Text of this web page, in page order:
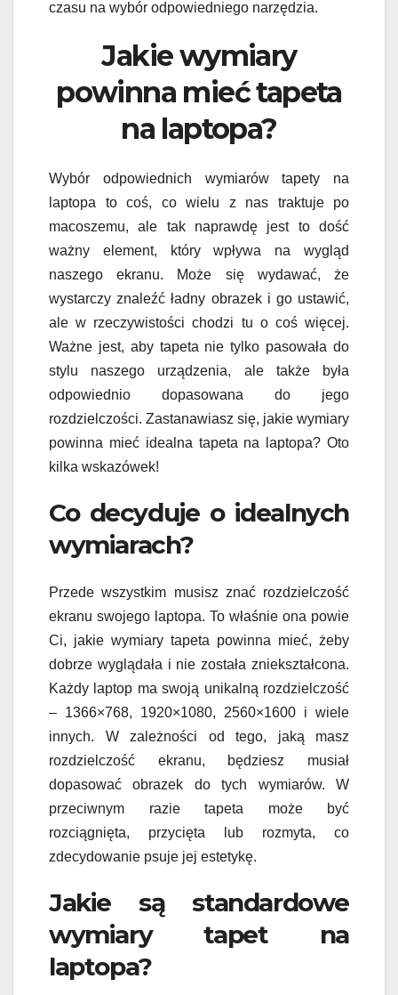
czasu na wybór odpowiedniego narzędzia.
Jakie wymiary
powinna mieć tapeta
na laptopa?
Wybór odpowiednich wymiarów tapety na
laptopa to coś, co wielu z nas traktuje po
macoszemu, ale tak naprawdę jest to dość
ważny element, który wpływa na wygląd
naszego ekranu. Może się wydawać, że
wystarczy znaleźć ładny obrazek i go ustawić,
ale w rzeczywistości chodzi tu o coś więcej.
Ważne jest, aby tapeta nie tylko pasowała do
stylu naszego urządzenia, ale także była
odpowiednio dopasowana do jego
rozdzielczości. Zastanawiasz się, jakie wymiary
powinna mieć idealna tapeta na laptopa? Oto
kilka wskazówek!
Co decyduje o idealnych
wymiarach?
Przede wszystkim musisz znać rozdzielczość
ekranu swojego laptopa. To właśnie ona powie
Ci, jakie wymiary tapeta powinna mieć, żeby
dobrze wyglądała i nie została zniekształcona.
Każdy laptop ma swoją unikalną rozdzielczość
– 1366×768, 1920×1080, 2560×1600 i wiele
innych. W zależności od tego, jaką masz
rozdzielczość ekranu, będziesz musiał
dopasować obrazek do tych wymiarów. W
przeciwnym razie tapeta może być
rozciągnięta, przycięta lub rozmyta, co
zdecydowanie psuje jej estetykę.
Jakie są standardowe
wymiary tapet na
laptopa?